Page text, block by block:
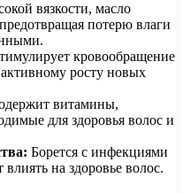
вязкости, масло
потерю влаги
кровообращение
росту новых
витамины,
для здоровья волос и
Борется с инфекциями
на здоровье волос.